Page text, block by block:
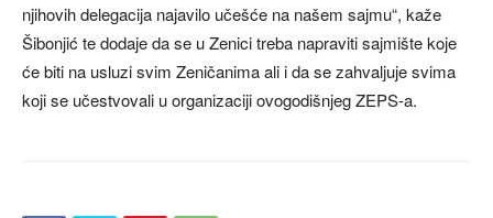
njihovih delegacija najavilo učešće na našem sajmu“, kaže
Šibonjić te dodaje da se u Zenici treba napraviti sajmište koje
će biti na usluzi svim Zeničanima ali i da se zahvaljuje svima
koji se učestvovali u organizaciji ovogodišnjeg ZEPS-a.